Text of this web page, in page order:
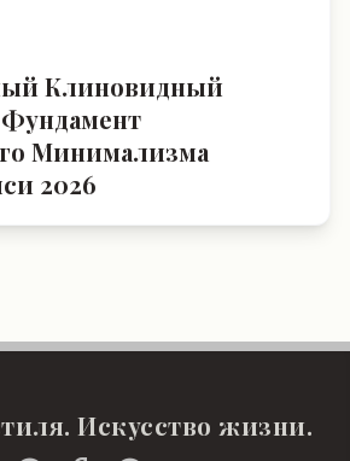
Клиновидный
Минимализма
2026
Искусство жизни.